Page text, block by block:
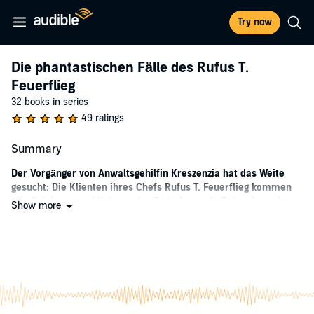
Try now
Die phantastischen Fälle des Rufus T.
Feuerflieg
32 books in series
49 ratings
Summary
Der Vorgänger von Anwaltsgehilfin Kreszenzia hat das Weite
gesucht: Die Klienten ihres Chefs Rufus T. Feuerflieg kommen
nämlich hauptsächlich aus der Zwischenwelt. Daher braucht
bewähren und den Dschungel bekämpfen, der sich im Vorzimmer
ausgebreitet hat. Ihr Schreibtisch steckt in der Krone eines
Affenbrotbaums fest! Rufus T. Feuerflieg ist beeindruckt von den
Show more